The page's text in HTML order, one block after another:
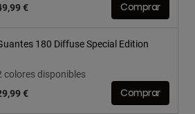
€
Comprar
180 Diffuse Special Edition
colores disponibles
€
Comprar